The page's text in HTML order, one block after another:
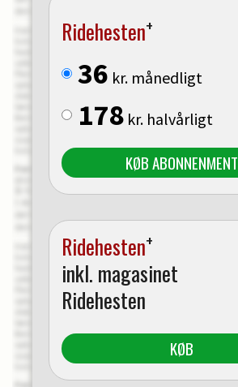
Ridehesten+
36 kr. månedligt
178 kr. halvårligt
KØB ABONNENMENT
Ridehesten+
inkl. magasinet
Ridehesten
KØB